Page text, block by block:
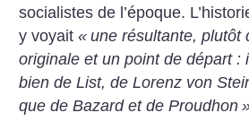
socialistes de l’époque.
y voyait« une résultante, plutôt
originale et un point de départ :
bien de List, de Lorenz von
que de Bazard et de Proudhon